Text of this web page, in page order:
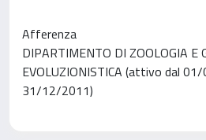
Afferenza
DIPARTIMENTO DI ZOOLOGIA E
EVOLUZIONISTICA (attivo dal
31/12/2011)